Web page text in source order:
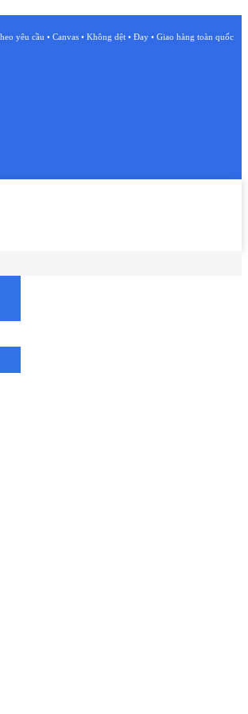
yêu cầu • Canvas • Không dệt • Đay • Giao hàng toàn quốc